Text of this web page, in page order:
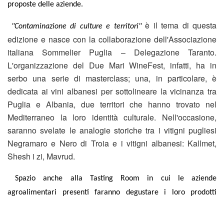
proposte delle aziende.
"Contaminazione di culture e territori" è il tema di questa
edizione e nasce con la collaborazione dell'Associazione
italiana Sommelier Puglia – Delegazione Taranto.
L'organizzazione del Due Mari WineFest, infatti, ha in
serbo una serie di masterclass; una, in particolare, è
dedicata ai vini albanesi per sottolineare la vicinanza tra
Puglia e Albania, due territori che hanno trovato nel
Mediterraneo la loro identità culturale. Nell'occasione,
saranno svelate le analogie storiche tra i vitigni pugliesi
Negramaro e Nero di Troia e i vitigni albanesi: Kallmet,
Shesh i zi, Mavrud.
Spazio anche alla Tasting Room in cui le aziende
agroalimentari presenti faranno degustare i loro prodotti